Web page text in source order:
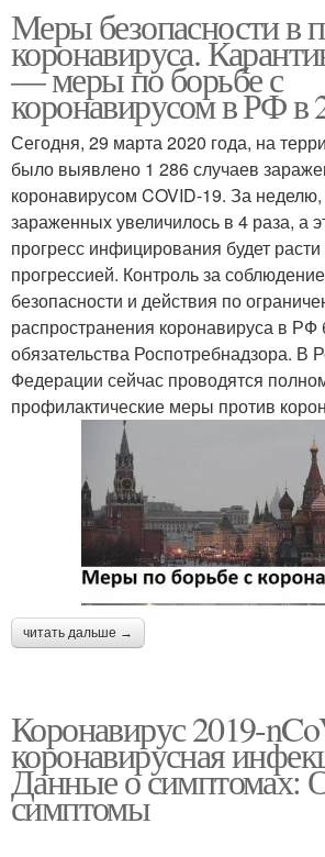
Меры безопасности в
коронавируса.
— меры по борьбе с
коронавирусом в РФ в
Сегодня, 29 марта 2020 года, на
было выявлено 1 286 случаев
коронавирусом COVID-19. За неделю,
зараженных увеличилось в 4 раза, а
прогресс инфицирования будет расти
прогрессией. Контроль за
безопасности и действия по
распространения коронавируса в
обязательства Роспотребнадзора. В
Федерации сейчас проводятся
профилактические меры против
читать дальше →
Коронавирус 2019-
коронавирусная
Данные о симптомах:
симптомы